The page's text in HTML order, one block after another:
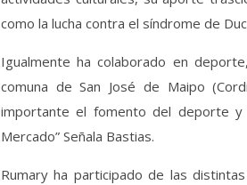
como la lucha contra el síndrome de
Igualmente ha colaborado en
comuna de San José de Maipo
importante el fomento del deporte y
Mercado” Señala Bastias.
Rumary ha participado de las